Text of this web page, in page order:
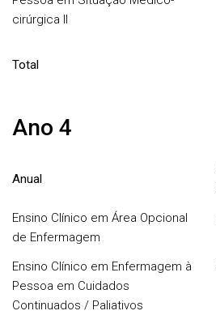
cirúrgica II
Total
Ano 4
Anual
Ensino Clínico em Área Opcional
de Enfermagem
Ensino Clínico em Enfermagem à
Pessoa em Cuidados
Continuados / Paliativos